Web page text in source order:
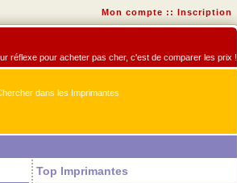
Mon compte :: Inscription
réflexe pour acheter pas cher, c'est de comparer les prix !
dans les Imprimantes
Top Imprimantes